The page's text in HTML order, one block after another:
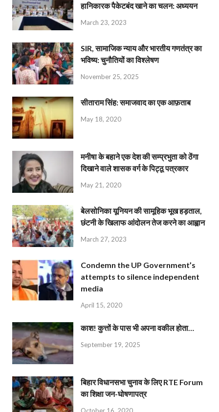
हानिकारक पैकेटबंद खाने का चलन: अध्ययन
March 23, 2023
SIR, सामाजिक न्याय और भारतीय गणतंत्र का
भविष्य: चुनौतियों का विश्लेषण
November 25, 2025
सीताराम सिंह: समाजवाद का एक आफ़ताब
May 18, 2020
मनीषा के बहाने एक देश की सम्प्रभुता को ठेंगा
दिखाने वाले शासक वर्ग के पिट्ठू पत्रकार
May 21, 2020
बेलसोनिका यूनियन की सामूहिक भूख हड़ताल,
छंटनी के खिलाफ आंदोलन तेज करने का आह्वान
March 27, 2023
Condemn the UP Government’s
attempts to silence independent
media
April 15, 2020
काश! कुत्तों के पास भी अपना वकील होता…
September 19, 2025
बिहार विधानसभा चुनाव के लिए RTE Forum
का शिक्षा जन-घोषणापत्र